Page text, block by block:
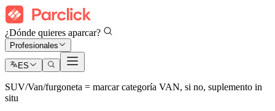
¿Dónde quieres aparcar?
Profesionales
ES
SUV/Van/furgoneta = marcar categoría VAN, si no, suplemento in
situ